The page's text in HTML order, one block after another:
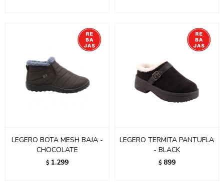
LEGERO BOTA MESH BAJA -
CHOCOLATE
$ 1.299
LEGERO TERMITA PANTUFLA
- BLACK
$ 899